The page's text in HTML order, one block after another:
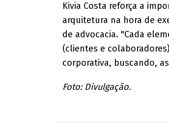
Kivia Costa reforça a
arquitetura na hora de
de advocacia. "Cada
(clientes e
corporativa, buscando,
Foto: Divulgação.